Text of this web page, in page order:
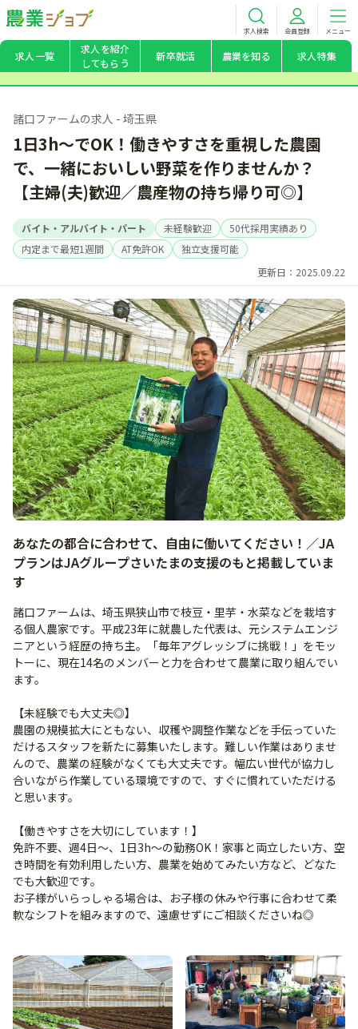
求人検索 会員登録 メニュー
求人一覧
求人を紹介
してもらう
新卒就活 農業を知る 求人特集
諸口ファームの求人 - 埼玉県
1日3h～でOK！働きやすさを重視した農園
で、一緒においしい野菜を作りませんか？
【主婦(夫)歓迎／農産物の持ち帰り可◎】
バイト・アルバイト・パート 未経験歓迎
50代採用実績あり
内定まで最短1週間
AT免許OK
独立支援可能
更新日：2025.09.22
あなたの都合に合わせて、自由に働いてください！／JA
プランはJAグループさいたまの支援のもと掲載していま
す
諸口ファームは、埼玉県狭山市で枝豆・里芋・水菜などを栽培す
る個人農家です。平成23年に就農した代表は、元システムエンジ
ニアという経歴の持ち主。「毎年アグレッシブに挑戦！」をモッ
トーに、現在14名のメンバーと力を合わせて農業に取り組んでい
ます。
【未経験でも大丈夫◎】
農園の規模拡大にともない、収穫や調整作業などを手伝っていた
だけるスタッフを新たに募集いたします。難しい作業はありませ
んので、農業の経験がなくても大丈夫です。幅広い世代が協力し
合いながら作業している環境ですので、すぐに慣れていただける
と思います。
【働きやすさを大切にしています！】
免許不要、週4日～、1日3h～の勤務OK！家事と両立したい方、空
き時間を有効利用したい方、農業を始めてみたい方など、どなた
でも大歓迎です。
お子様がいらっしゃる場合は、お子様の休みや行事に合わせて柔
軟なシフトを組みますので、遠慮せずにご相談くださいね◎